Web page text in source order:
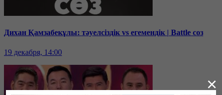
Дихан Қамзабекұлы: тәуелсіздік vs егемендік | Battle соз
19 декабря, 14:00
×